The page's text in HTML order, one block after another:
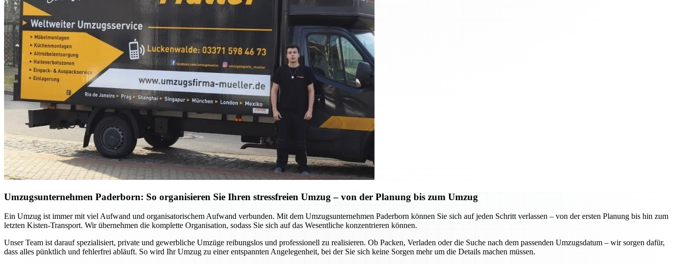
Umzugsunternehmen Paderborn: So organisieren Sie Ihren stressfreien Umzug – von der Planung bis zum Umzug
Ein Umzug ist immer mit viel Aufwand und organisatorischem Aufwand verbunden. Mit dem Umzugsunternehmen Paderborn können Sie sich auf jeden Schritt verlassen – von der ersten Planung bis hin zum
letzten Kisten-Transport. Wir übernehmen die komplette Organisation, sodass Sie sich auf das Wesentliche konzentrieren können.
Unser Team ist darauf spezialisiert, private und gewerbliche Umzüge reibungslos und professionell zu realisieren. Ob Packen, Verladen oder die Suche nach dem passenden Umzugsdatum – wir sorgen dafür,
dass alles pünktlich und fehlerfrei abläuft. So wird Ihr Umzug zu einer entspannten Angelegenheit, bei der Sie sich keine Sorgen mehr um die Details machen müssen.